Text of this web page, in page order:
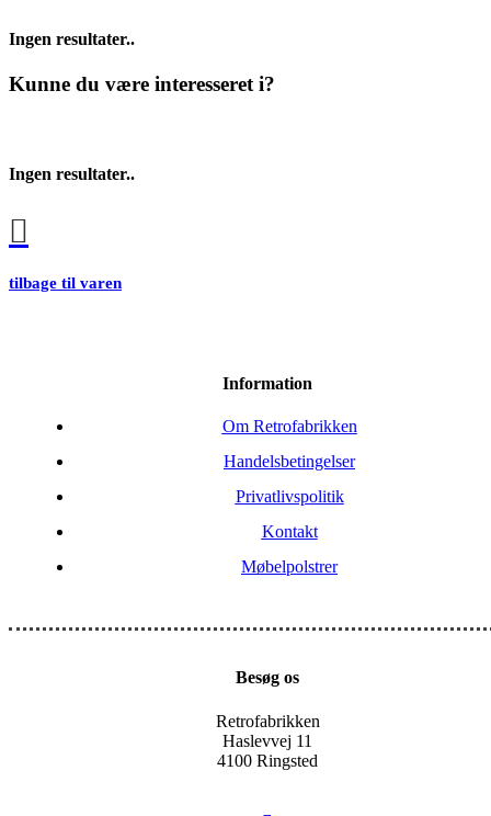
Ingen resultater..
Kunne du være interesseret i?
Ingen resultater..
tilbage til varen
Information
Om Retrofabrikken
Handelsbetingelser
Privatlivspolitik
Kontakt
Møbelpolstrer
Besøg os
Retrofabrikken
Haslevvej 11
4100 Ringsted